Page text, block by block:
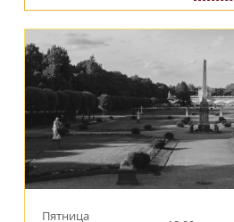
Пятница